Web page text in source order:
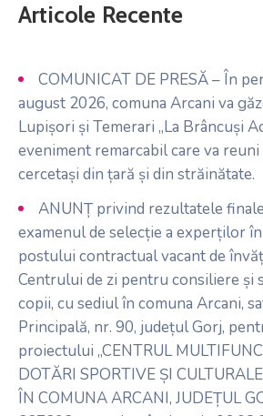
Articole Recente
COMUNICAT DE PRESĂ – În
august 2026, comuna Arcani va
Lupișori și Temerari „La Brâncuși
eveniment remarcabil care va
cercetași din țară și din străinătate.
ANUNȚ privind rezultatele
examenul de selecție a experților
postului contractual vacant de
Centrului de zi pentru consiliere și
copii, cu sediul în comuna Arcani,
Principală, nr. 90, județul Gorj,
proiectului „CENTRUL
DOTĂRI SPORTIVE ȘI
ÎN COMUNA ARCANI, JUDEȚUL